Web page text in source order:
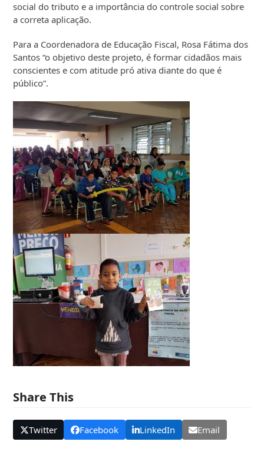
social do tributo e a importância do controle social sobre
a correta aplicação.
Para a Coordenadora de Educação Fiscal, Rosa Fátima dos
Santos “o objetivo deste projeto, é formar cidadãos mais
conscientes e com atitude pró ativa diante do que é
público”.
Share This
Twitter Facebook LinkedIn Email